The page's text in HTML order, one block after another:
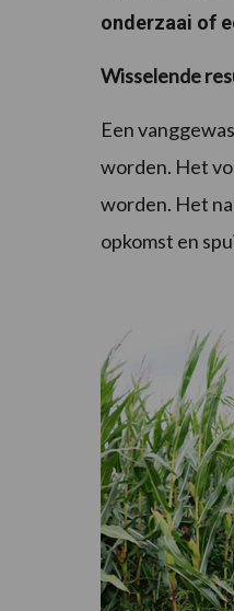
onderzaai of
Wisselende
Een
worden. Het
worden. Het
opkomst en